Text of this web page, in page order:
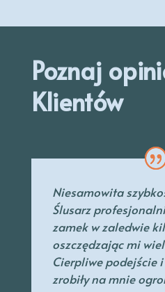
Poznaj
Klientów
Niesamowita
Ślusarz
zamek w zaledwie
oszczędzając mi
Cierpliwe podejście
zrobiły na mnie